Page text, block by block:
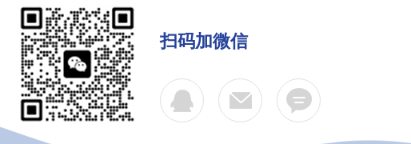
扫码加微信